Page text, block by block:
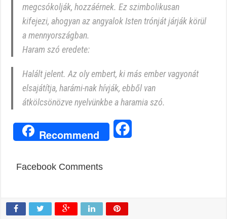
megcsókolják, hozzáérnek. Ez szimbolikusan
kifejezi, ahogyan az angyalok Isten trónját járják körül
a mennyországban.
Haram szó eredete:
Halált jelent. Az oly embert, ki más ember vagyonát
elsajátítja, harámi-nak hívják, ebből van
átkölcsönözve nyelvünkbe a haramia szó.
Recommend
Facebook Comments